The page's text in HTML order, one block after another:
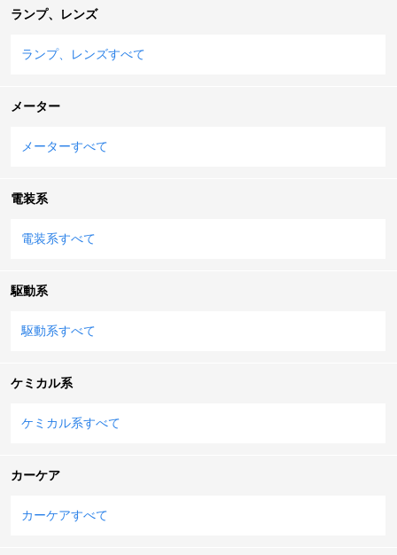
ランプ、レンズ
ランプ、レンズすべて
メーター
メーターすべて
電装系
電装系すべて
駆動系
駆動系すべて
ケミカル系
ケミカル系すべて
カーケア
カーケアすべて